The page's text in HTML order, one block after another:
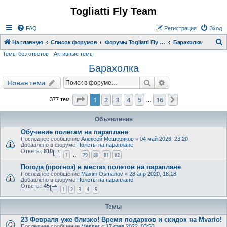
Togliatti Fly Team
FAQ Вход
Регистрация
На главную Список форумов Форумы Togliatti Fly Team Барахолка
Темы без ответов Активные темы
Барахолка
Новая тема
Новаятема Поиск
377 тем Страница из 16
1 2 3 4 5 16
Объявления
Обучение полетам на параплане
Последнее сообщение Алексей Мещеряков « 04 май 2026, 23:20
Добавлено в форуме Полеты на параплане
Ответы: 810
1 … 79 80 81 82
Погода (прогноз) в местах полетов на параплане
Последнее сообщение Maxim Osmanov « 28 апр 2020, 18:18
Добавлено в форуме Полеты на параплане
Ответы: 45
1 2 3 4 5
Темы
23 Февраля уже близко! Время подарков и скидок на Mvario!